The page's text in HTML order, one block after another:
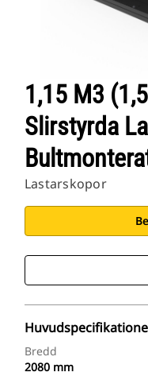
1,15 M3
Slirstyrda
Lastarskopor
Bredd
2080 mm